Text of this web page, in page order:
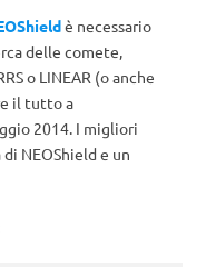
è necessario
delle comete,
o LINEAR (o anche
il tutto a
2014. I migliori
NEOShield e un